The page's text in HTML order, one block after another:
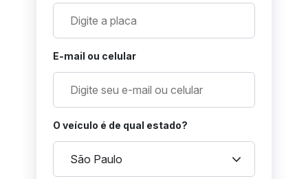
E-mail ou celular
O veículo é de qual estado?
São Paulo keyboard_arrow_down